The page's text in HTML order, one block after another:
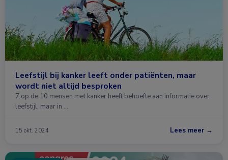
Leefstijl bij kanker leeft onder patiënten, maar
wordt niet altijd besproken
7 op de 10 mensen met kanker heeft behoefte aan informatie over
leefstijl, maar in …
15 okt. 2024 Lees meer →